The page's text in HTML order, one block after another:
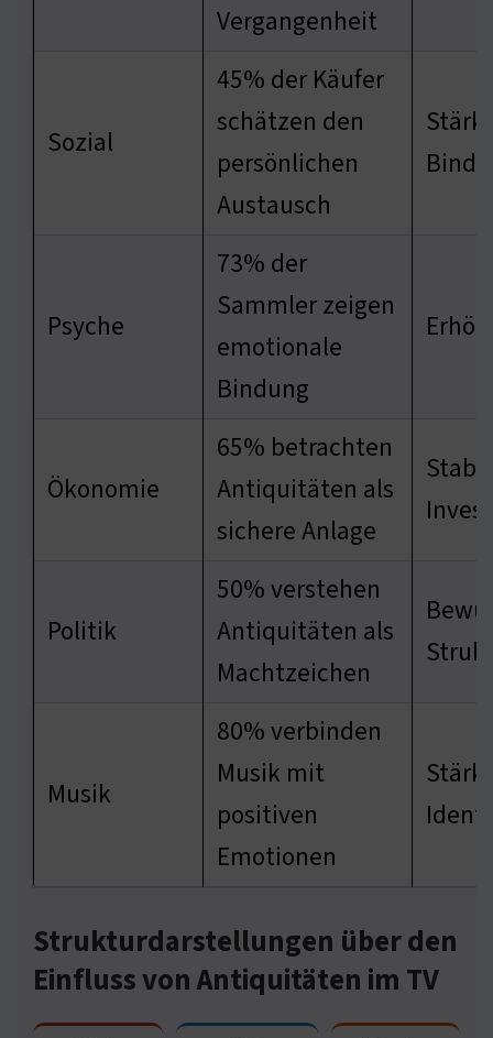
Vergangenheit
Sozial
45% der Käufer
schätzen den
persönlichen
Austausch
Psyche
73% der
Sammler zeigen
emotionale
Bindung
Ökonomie
65% betrachten
Antiquitäten als
sichere Anlage
Politik
50% verstehen
Antiquitäten als
Machtzeichen
Musik
80% verbinden
Musik mit
positiven
Emotionen
Strukturdarstellungen über den
Einfluss von Antiquitäten im TV